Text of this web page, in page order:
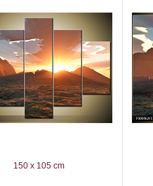
150 x 105 cm